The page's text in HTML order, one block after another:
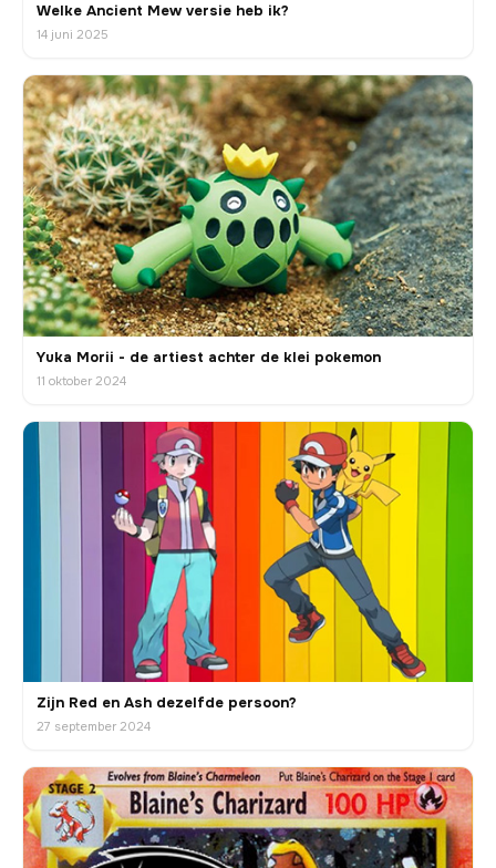
Welke Ancient Mew versie heb ik?
14 juni 2025
Yuka Morii - de artiest achter de klei pokemon
11 oktober 2024
Zijn Red en Ash dezelfde persoon?
27 september 2024